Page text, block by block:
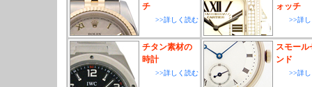
チ
>>詳しく読む
ォッチ
>>詳
チタン素材の
時計
>>詳しく読む
スモール
ンド
>>詳